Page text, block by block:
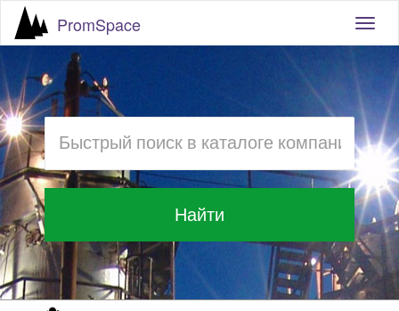
PromSpace
Найти